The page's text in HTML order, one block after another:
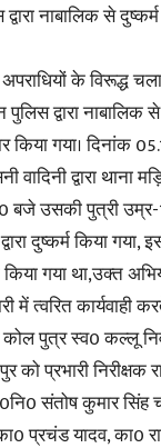
नाबालिक से
के विरूद्ध
द्वारा नाबालिक
किया गया। दिनांक
वादिनी द्वारा थाना
बजे उसकी पुत्री उम्र-
दुष्कर्म किया गया,
गया था,उक्त
में त्वरित कार्यवाही
पुत्र स्व0 कल्लू
को प्रभारी निरीक्षक
संतोष कुमार सिंह
प्रचंड यादव, का0